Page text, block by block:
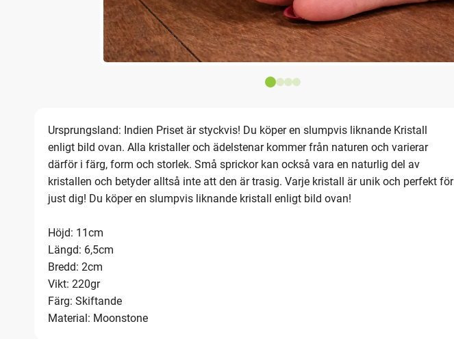
Ursprungsland: Indien Priset är styckvis! Du köper en slumpvis liknande Kristall
enligt bild ovan. Alla kristaller och ädelstenar kommer från naturen och varierar
därför i färg, form och storlek. Små sprickor kan också vara en naturlig del av
kristallen och betyder alltså inte att den är trasig. Varje kristall är unik och perfekt för
just dig! Du köper en slumpvis liknande kristall enligt bild ovan!
Höjd: 11cm
Längd: 6,5cm
Bredd: 2cm
Vikt: 220gr
Färg: Skiftande
Material: Moonstone